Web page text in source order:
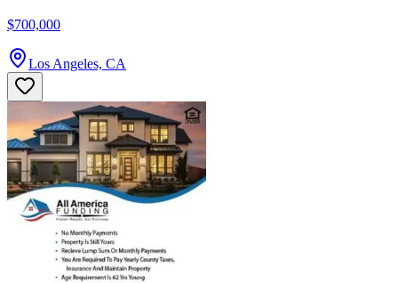
$700,000
Los Angeles, CA